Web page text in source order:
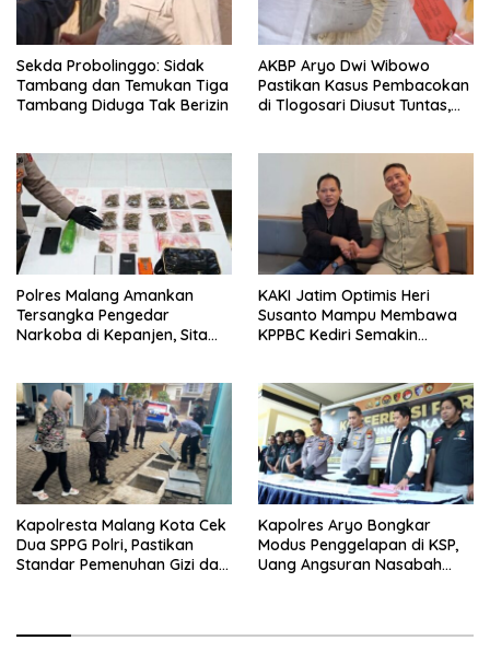
Sekda Probolinggo: Sidak
Tambang dan Temukan Tiga
Tambang Diduga Tak Berizin
AKBP Aryo Dwi Wibowo
Pastikan Kasus Pembacokan
di Tlogosari Diusut Tuntas,
Polres Malang Amankan
Tersangka Pengedar
Narkoba di Kepanjen, Sita
KAKI Jatim Optimis Heri
Susanto Mampu Membawa
KPPBC Kediri Semakin
Kapolresta Malang Kota Cek
Dua SPPG Polri, Pastikan
Standar Pemenuhan Gizi dan
Kapolres Aryo Bongkar
Modus Penggelapan di KSP,
Uang Angsuran Nasabah